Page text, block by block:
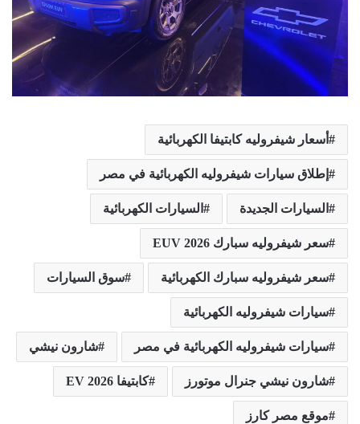
أسعار شيفروليه كابتيفا الكهربائية
إطلاق سيارات شيفروليه الكهربائية في مصر
السيارات الجديدة السيارات الكهربائية
سعر شيفروليه سبارك EUV 2026
سعر شيفروليه سبارك الكهربائية سوق السيارات
سيارات شيفروليه الكهربائية
سيارات شيفروليه الكهربائية في مصر شارون نيشي
شارون نيشي جنرال موتورز كابتيفا EV 2026
موقع مصر كارز